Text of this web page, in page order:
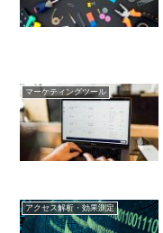
マーケティングツール
アクセス解析・効果測定